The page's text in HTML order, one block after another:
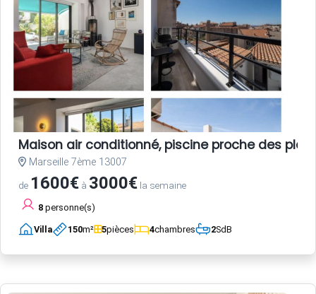
Maison air conditionné, piscine proche des
Marseille 7ème 13007
de 1600€ à 3000€ la semaine
8 personne(s)
Villa 150m² 5pièces 4chambres 2SdB